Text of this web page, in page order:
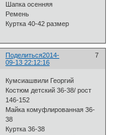
Шапка осенняя
Ремень
Куртка 40-42 размер
Поделиться 7
2014-
09-13 22:12:16
Кумсиашвили Георгий
Костюм детский 36-38/ рост
146-152
Майка комуфлированная 36-
38
Куртка 36-38